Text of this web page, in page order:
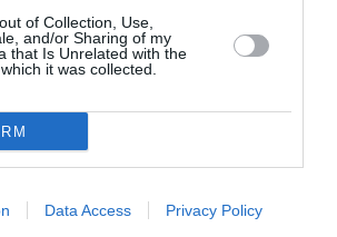
of Collection, Use,
and/or Sharing of my
that Is Unrelated with the
it was collected.
Data Access Privacy Policy
gros effiorts pour améliorer l expérience
cabine et c est un pari réussi !!
affaire est une des meilleures ( on la
Qatar) et sa Premium est simplement top!
toutes les cabines sont immenses…